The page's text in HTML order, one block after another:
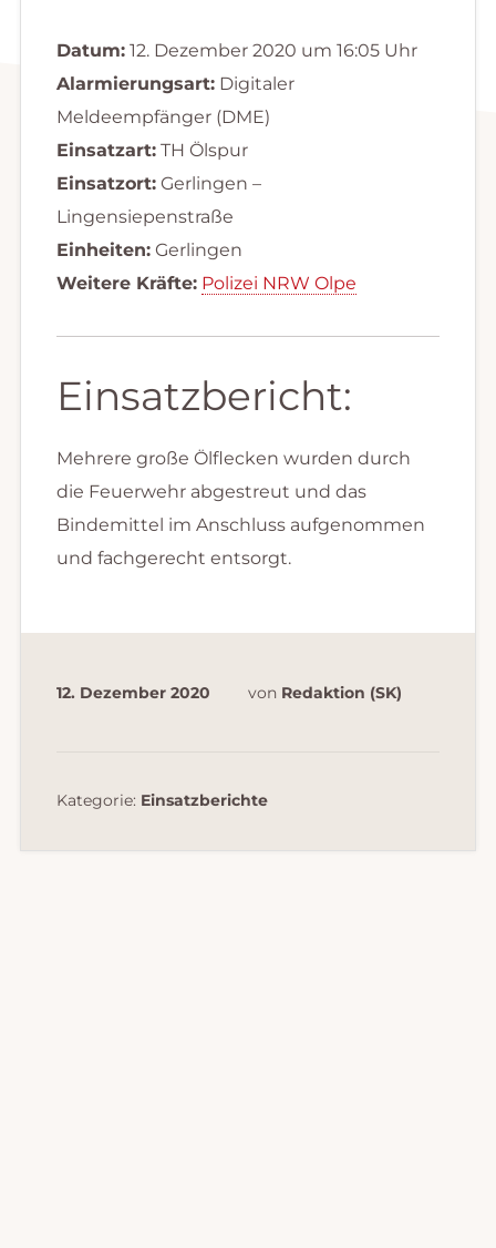
Datum:12. Dezember 2020 um 16:05 Uhr
Alarmierungsart:Digitaler
Meldeempfänger (DME)
Einsatzart:TH Ölspur
Einsatzort:Gerlingen –
Lingensiepenstraße
Einheiten:Gerlingen
Weitere Kräfte: Polizei NRW Olpe
Einsatzbericht:
Mehrere große Ölflecken wurden durch
die Feuerwehr abgestreut und das
Bindemittel im Anschluss aufgenommen
und fachgerecht entsorgt.
12. Dezember 2020 von Redaktion (SK)
Kategorie: Einsatzberichte